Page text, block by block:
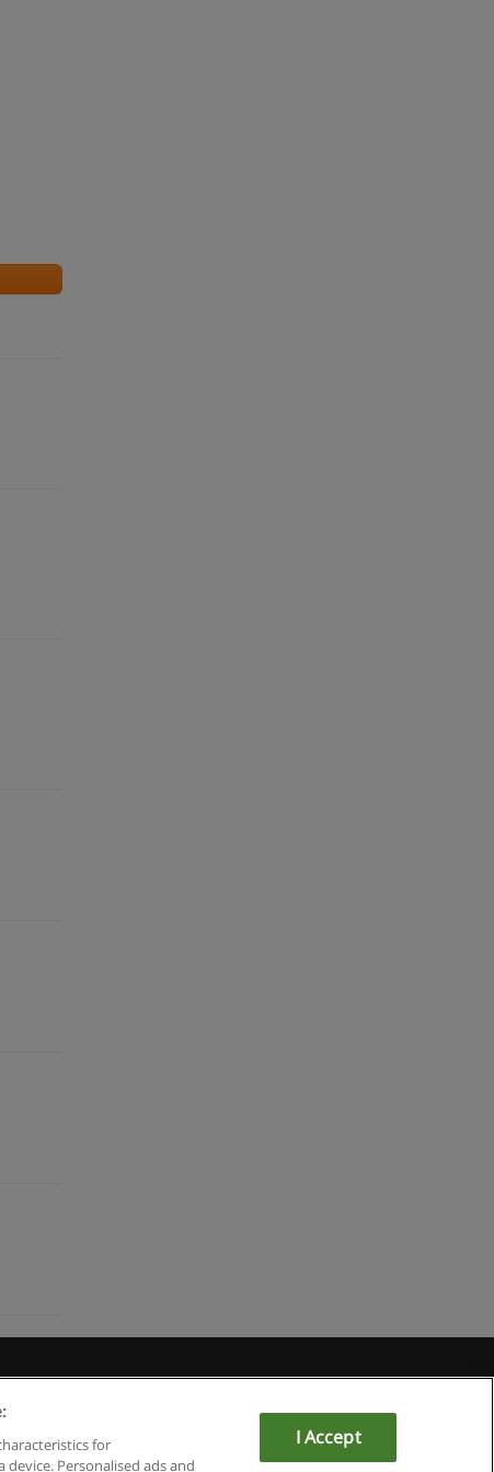
for
Personalised ads and
I Accept